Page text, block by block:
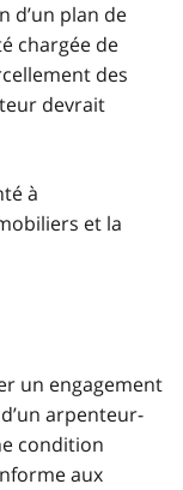
d’un plan de
chargée de
des
devrait
à
et la
un engagement
arpenteur-
condition
aux